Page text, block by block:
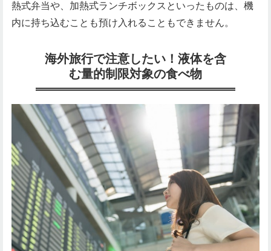
熱式弁当や、加熱式ランチボックスといったものは、機
内に持ち込むことも預け入れることもできません。
海外旅行で注意したい！液体を含
む量的制限対象の食べ物